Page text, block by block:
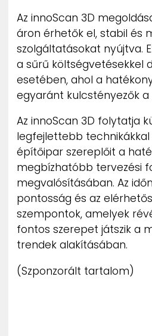
Az innoScan 3D
áron érhetők el, stabil és
szolgáltatásokat nyújtva.
a sűrű költségvetésekkel
esetében, ahol a
egyaránt kulcstényezők a
Az innoScan 3D folytatja
legfejlettebb technikákkal
építőipar szereplőit a
megbízhatóbb tervezési
megvalósításában. Az
pontosság és az
szempontok, amelyek
fontos szerepet játszik a
trendek alakításában.
(Szponzorált tartalom)